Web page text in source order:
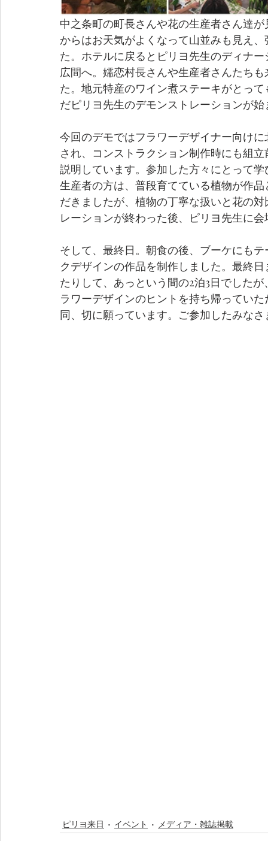
中之条町の町長さんや花の生産者さん達
からはお天気がよくなって山並みも見え
た。ホテルに戻るとピリヨ先生のディナ
広間へ。嬬恋村長さんや生産者さんたち
た。地元特産のワイン煮ステーキがとっ
だピリヨ先生のデモンストレーションが
今回のデモではフラワーデザイナー向け
され、コンストラクション制作時にも組
説明しています。参加した方々にとって
生産者の方は、普段育てている植物が作
だきましたが、植物の丁寧な扱いと花の
レーションが終わった後、ピリヨ先生に
そして、最終日。朝食の後、ブーケにも
クデザインの作品を制作しました。最終
たりして、あっという間の2泊3日でした
ラワーデザインのヒントを持ち帰ってい
同、切に願っています。ご参加したみな
ピリヨ来日 イベント メディア・雑誌掲載